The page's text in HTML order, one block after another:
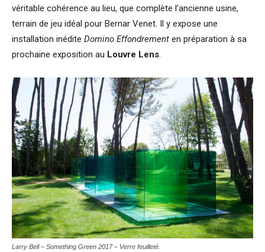
véritable cohérence au lieu, que complète l’ancienne usine,
terrain de jeu idéal pour Bernar Venet. Il y expose une
installation inédite Domino Effondrement en préparation à sa
prochaine exposition au Louvre Lens.
Larry Bell – Something Green 2017 – Verre feuilleté.